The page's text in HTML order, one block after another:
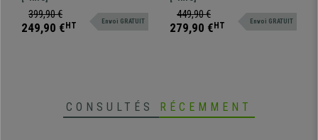
extensible. Si vous recherchez
confort et qualité, ce fauteuil est
399,90 €
249,90 € HT Envoi GRATUIT
Blanc
et cuir synthétique de grande
qualité disponible en différentes
449,90 €
279,90 € HT Envoi GRATUIT
CONSULTÉS RÉCEMMENT